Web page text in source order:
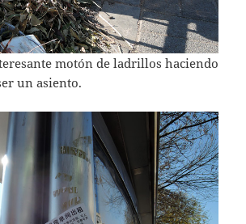
motón de ladrillos haciendo
un asiento.